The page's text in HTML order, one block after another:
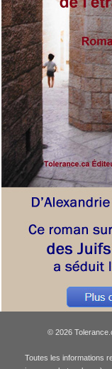
© 2026
Toutes les informations